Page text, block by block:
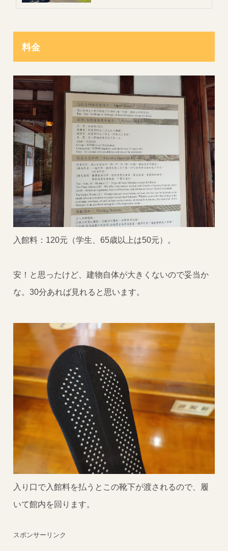
見に行ったのですが、時期が３月中旬と明ら
料金
入館料：120元（学生、65歳以上は50元）。
安！と思ったけど、建物自体が大きくないので妥当か
な。30分あれば見れると思います。
入り口で入館料を払うとこの靴下が渡されるので、履
いて館内を回ります。
スポンサーリンク